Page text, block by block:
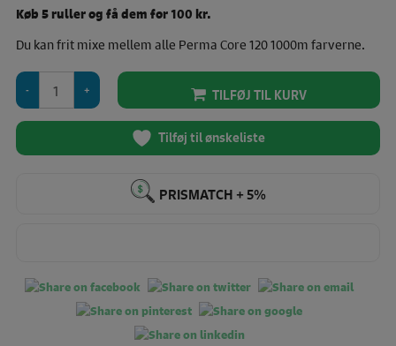
Køb 5 ruller og få dem for 100 kr.
Du kan frit mixe mellem alle Perma Core 120 1000m farverne.
Core
120
1000
antal
TILFØJ TIL KURV
Tilføj til ønskeliste
PRISMATCH + 5%